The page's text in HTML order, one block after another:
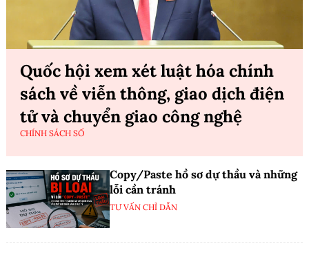
Quốc hội xem xét luật hóa chính
sách về viễn thông, giao dịch điện
tử và chuyển giao công nghệ
CHÍNH SÁCH SỐ
Copy/Paste hồ sơ dự thầu và những
lỗi cần tránh
TƯ VẤN CHỈ DẪN